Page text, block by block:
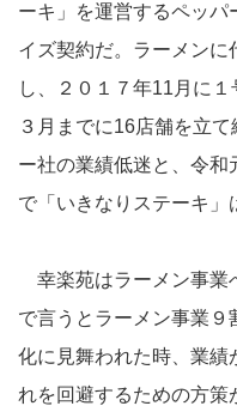
ーキ」を運営するペッパ
イズ契約だ。ラーメン
し、２０１７年11月に
３月までに16店舗を立
ー社の業績低迷と、令
で「いきなりステーキ」
幸楽苑はラーメン事業
で言うとラーメン事業９
化に見舞われた時、業績
れを回避するための方